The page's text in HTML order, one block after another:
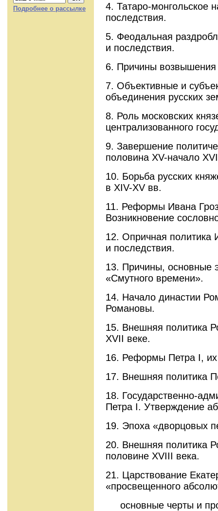
Подробнее о рассылке
4. Татаро-монгольское
последствия.
5. Феодальная
и последствия.
6. Причины
7. Объективные и
объединения русских
8. Роль московских
централизованного
9. Завершение
половина XV-начало
10. Борьба русских
в XIV-XV вв.
11. Реформы Ивана
Возникновение
12. Опричная политика
и последствия.
13. Причины, основные
«Смутного времени».
14. Начало династии
Романовы.
15. Внешняя политика
XVII веке.
16. Реформы Петра I,
17. Внешняя политика
18. Государственно-
Петра I. Утверждение
19. Эпоха «дворцовых
20. Внешняя политика
половине XVIII века.
21. Царствование
«просвещенного
основные черты и